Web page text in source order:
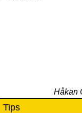
Håkan
Tips